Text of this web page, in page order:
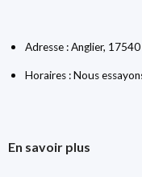
Adresse : Anglier, 17540
Horaires : Nous
En savoir plus